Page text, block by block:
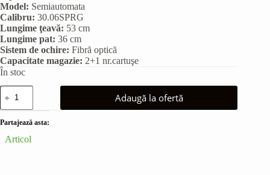
Model: Semiautomata
Calibru: 30.06SPRG
Lungime ţeavă: 53 cm
Lungime pat: 36 cm
Sistem de ochire: Fibră optică
Capacitate magazie: 2+1 nr.cartuşe
În stoc
Cantitate
BROWNING
BAR
HUNTER
FLUTED
Adaugă la ofertă
Partajează asta:
Articol